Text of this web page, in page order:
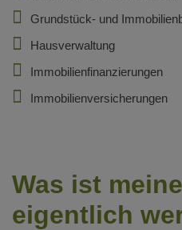
Grundstück- und
Hausverwaltung
Immobilienfinanzierungen
Immobilienversicherungen
Was ist
eigentlich